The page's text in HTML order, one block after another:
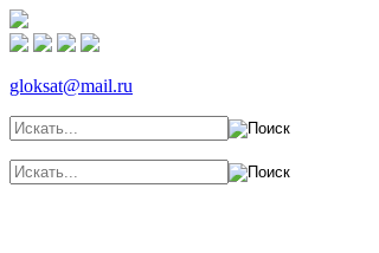
gloksat@mail.ru